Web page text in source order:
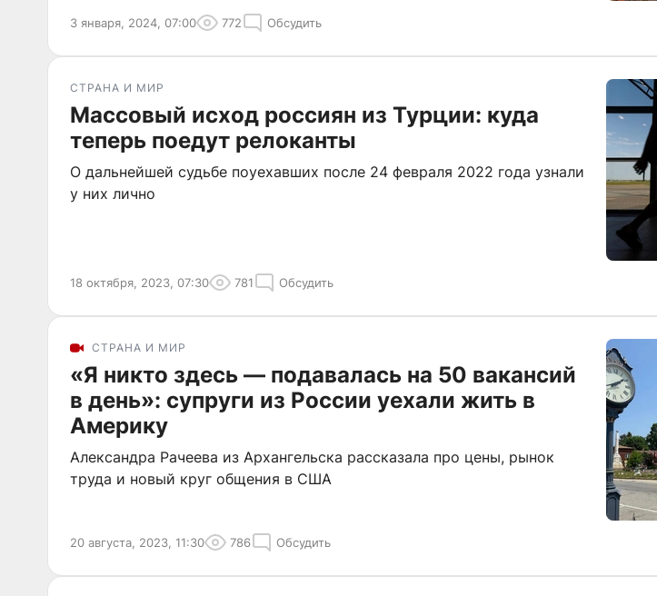
3 января, 2024, 07:00 772 Обсудить
СТРАНА И МИР
Массовый исход россиян из Турции: куда
теперь поедут релоканты
О дальнейшей судьбе поуехавших после 24 февраля 2022 года узнали
у них лично
18 октября, 2023, 07:30 781 Обсудить
СТРАНА И МИР
«Я никто здесь — подавалась на 50 вакансий
в день»: супруги из России уехали жить в
Америку
Александра Рачеева из Архангельска рассказала про цены, рынок
труда и новый круг общения в США
20 августа, 2023, 11:30 786 Обсудить